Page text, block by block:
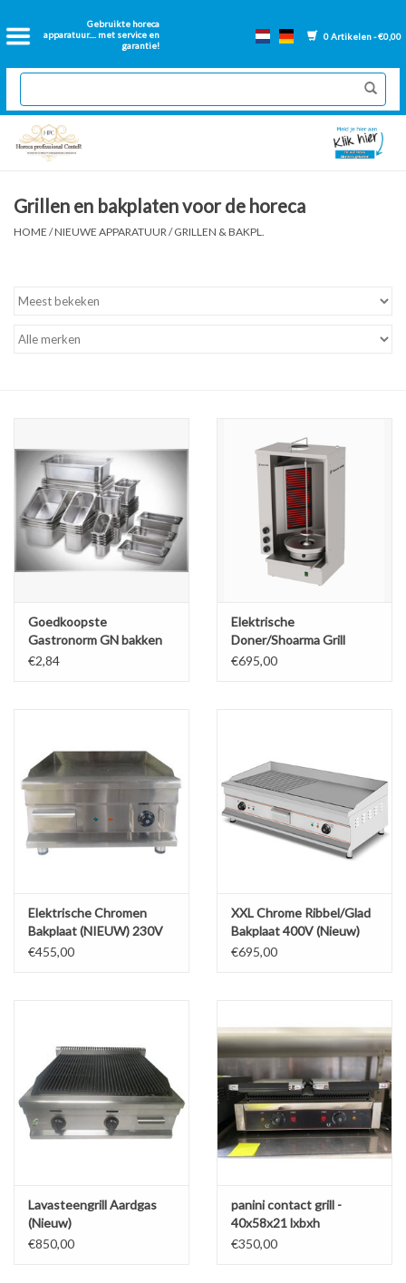
Gebruikte horeca
apparatuur.... met service en
garantie!
0 Artikelen - €0,00
Home
2dehands Horeca
Nieuwe apparatuur
GN Bakken
Grillen en bakplaten voor de horeca
HOME /NIEUWE APPARATUUR /GRILLEN & BAKPL.
Goedkoopste
Gastronorm GN bakken
van de Benelux vanaf
€2,84
Elektrische
Doner/Shoarma Grill
NIEUW!
€695,00
Elektrische Chromen
Bakplaat (NIEUW) 230V
50x52cm
€455,00
XXL Chrome Ribbel/Glad
Bakplaat 400V (Nieuw)
March
€695,00
Lavasteengrill Aardgas
(Nieuw)
€850,00
panini contact grill -
40x58x21 lxbxh
€350,00